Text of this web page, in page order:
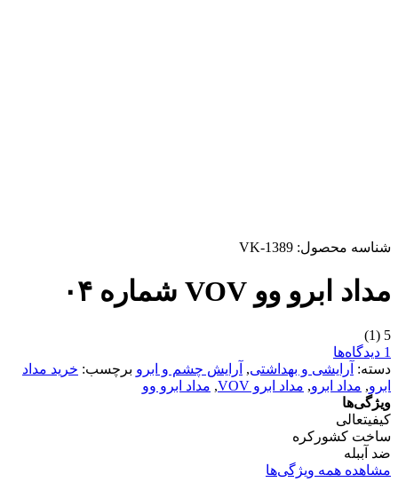
شناسه محصول: VK-1389
مداد ابرو وو VOV شماره ۰۴
5
(1)
1 دیدگاه‌ها
دسته: آرایشی و بهداشتی, آرایش چشم و ابرو برچسب: خرید مداد
ابرو, مداد ابرو, مداد ابرو VOV , مداد ابرو وو
ویژگی‌ها
کیفیتعالی
ساخت کشور کره
ضد آببله
مشاهده همه ویژگی‌ها